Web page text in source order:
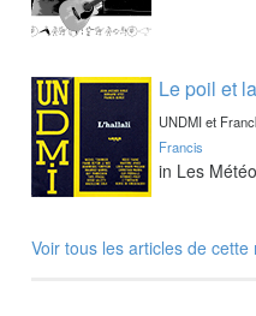
Le poil et
UNDMI et
Francis
in Les
Voir tous les articles de cette